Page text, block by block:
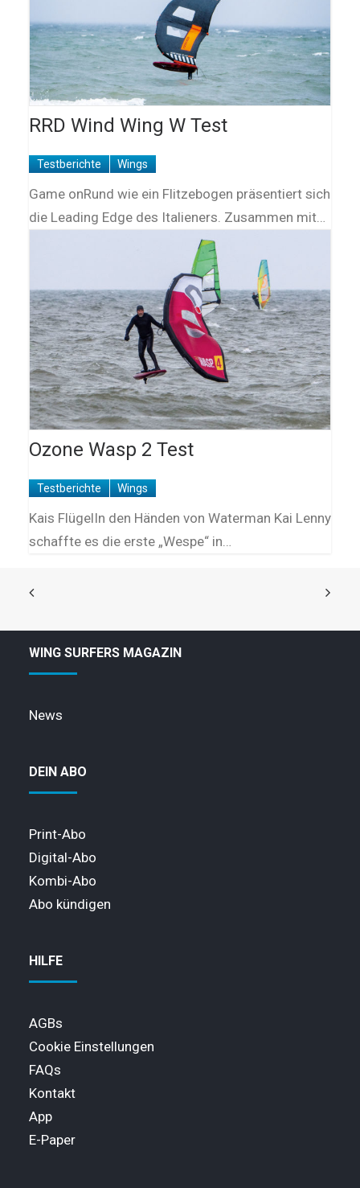
RRD Wind Wing W Test
Testberichte Wings
Game onRund wie ein Flitzebogen präsentiert sich
die Leading Edge des Italieners. Zusammen mit…
Ozone Wasp 2 Test
Testberichte Wings
Kais FlügelIn den Händen von Waterman Kai Lenny
schaffte es die erste „Wespe“ in…
WING SURFERS MAGAZIN
News
DEIN ABO
Print-Abo
Digital-Abo
Kombi-Abo
Abo kündigen
HILFE
AGBs
Cookie Einstellungen
FAQs
Kontakt
App
E-Paper